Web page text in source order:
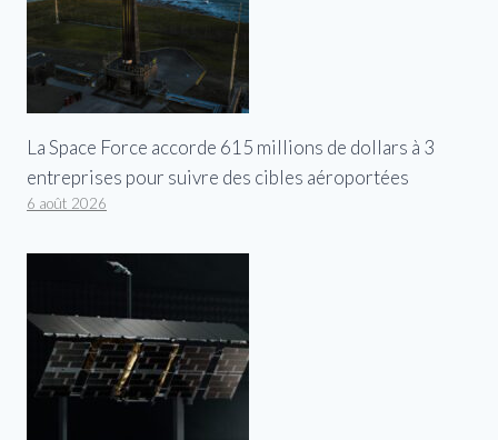
La Space Force accorde 615 millions de dollars à 3
entreprises pour suivre des cibles aéroportées
6 août 2026